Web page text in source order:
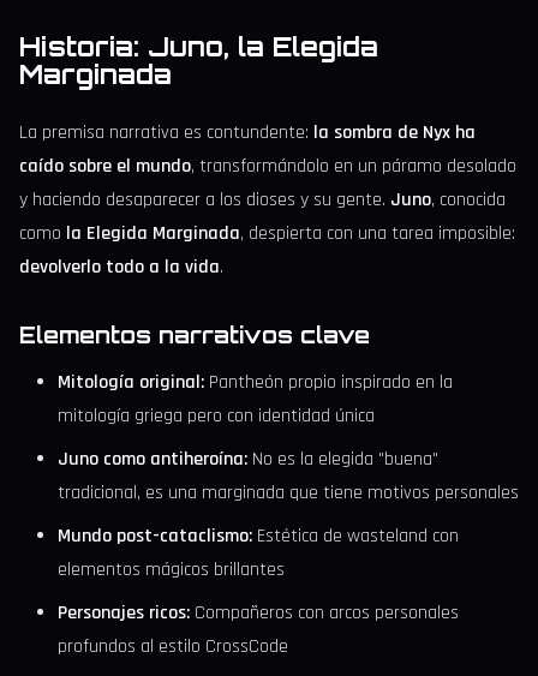
Historia: Juno, la Elegida
Marginada
La premisa narrativa es contundente: la sombra de Nyx ha
caído sobre el mundo, transformándolo en un páramo desolado
y haciendo desaparecer a los dioses y su gente. Juno, conocida
como la Elegida Marginada, despierta con una tarea imposible:
devolverlo todo a la vida.
Elementos narrativos clave
Mitología original: Pantheón propio inspirado en la
mitología griega pero con identidad única
Juno como antiheroína: No es la elegida "buena"
tradicional, es una marginada que tiene motivos personales
Mundo post-cataclismo: Estética de wasteland con
elementos mágicos brillantes
Personajes ricos: Compañeros con arcos personales
profundos al estilo CrossCode